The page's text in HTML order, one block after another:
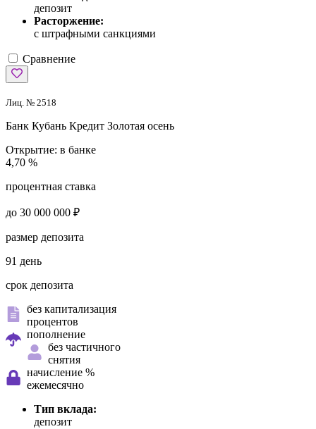
депозит
Расторжение:
с штрафными санкциями
Сравнение
Лиц. № 2518
Банк Кубань Кредит Золотая осень
Открытие: в банке
4,70 %
процентная ставка
до 30 000 000 ₽
размер депозита
91 день
срок депозита
без капитализация
процентов
пополнение
без частичного
снятия
начисление %
ежемесячно
Тип вклада:
депозит